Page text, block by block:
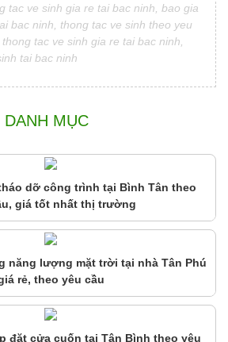
tac ve sinh gia re tai bac ninh, bao gia
bac ninh, thong tac ve sinh theo yeu
tac ve sinh gia re tai bac ninh,
tai bac ninh
MỤC
dỡ công trình tại Bình Tân theo
giá tốt nhất thị trường
năng lượng mặt trời tại nhà Tân Phú
rẻ, theo yêu cầu
đặt cửa cuốn tại Tân Bình theo yêu